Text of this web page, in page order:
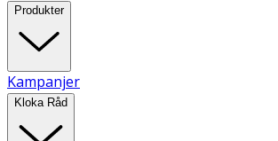
Produkter
Kampanjer
Kloka Råd